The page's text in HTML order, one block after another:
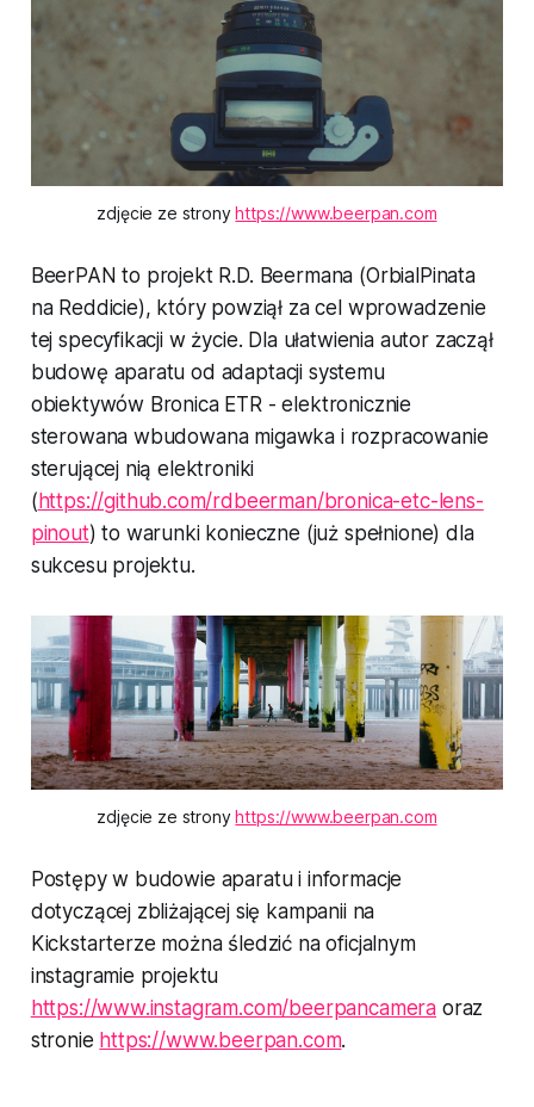
zdjęcie ze strony https://www.beerpan.com
BeerPAN to projekt R.D. Beermana (OrbialPinata
na Reddicie), który powziął za cel wprowadzenie
tej specyfikacji w życie. Dla ułatwienia autor zaczął
budowę aparatu od adaptacji systemu
obiektywów Bronica ETR - elektronicznie
sterowana wbudowana migawka i rozpracowanie
sterującej nią elektroniki
(https://github.com/rdbeerman/bronica-etc-lens-
pinout) to warunki konieczne (już spełnione) dla
sukcesu projektu.
zdjęcie ze strony https://www.beerpan.com
Postępy w budowie aparatu i informacje
dotyczącej zbliżającej się kampanii na
Kickstarterze można śledzić na oficjalnym
instagramie projektu
https://www.instagram.com/beerpancamera oraz
stronie https://www.beerpan.com.